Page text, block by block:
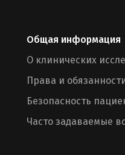
Общая информация
О клинических
Права и
Безопасность
Часто задаваемые